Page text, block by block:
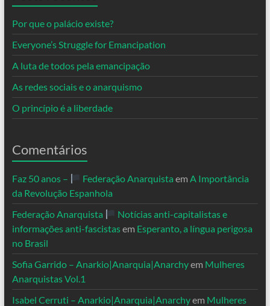
Por que o palácio existe?
Everyone’s Struggle for Emancipation
A luta de todos pela emancipação
As redes sociais e o anarquismo
O princípio é a liberdade
Comentários
Faz 50 anos – Federação Anarquista em A Importância
da Revolução Espanhola
Federação Anarquista
Notícias anti-capitalistas e
informações anti-fascistasem Esperanto, a língua perigosa
no Brasil
Sofia Garrido – Anarkio|Anarquia|Anarchyem Mulheres
Anarquistas Vol.1
Isabel Cerruti – Anarkio|Anarquia|Anarchyem Mulheres